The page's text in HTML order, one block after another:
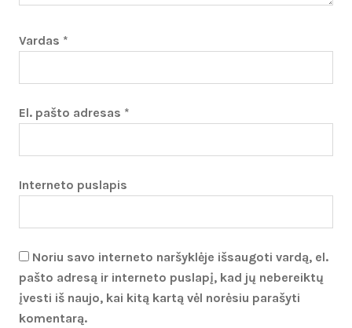
Vardas *
El. pašto adresas *
Interneto puslapis
Noriu savo interneto naršyklėje išsaugoti vardą, el.
pašto adresą ir interneto puslapį, kad jų nebereiktų
įvesti iš naujo, kai kitą kartą vėl norėsiu parašyti
komentarą.